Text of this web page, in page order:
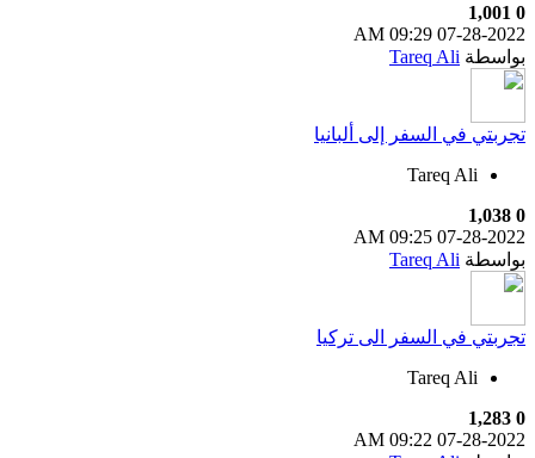
0
1,001
07-28-2022
09:29 AM
بواسطة Tareq Ali
تجربتي في السفر إلى ألبانيا
Tareq Ali
0
1,038
07-28-2022
09:25 AM
بواسطة Tareq Ali
تجربتي في السفر الى تركيا
Tareq Ali
0
1,283
07-28-2022
09:22 AM